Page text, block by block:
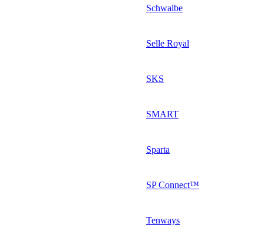
Schwalbe
Selle Royal
SKS
SMART
Sparta
SP Connect™
Tenways